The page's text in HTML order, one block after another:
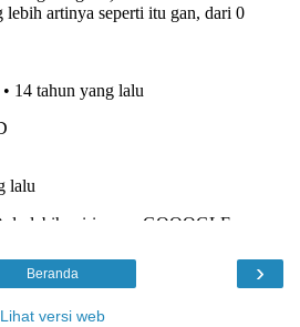
›
Beranda
Lihat versi web